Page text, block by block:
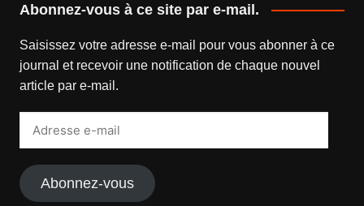
Abonnez-vous à ce site par e-mail.
Saisissez votre adresse e-mail pour vous abonner à ce
journal et recevoir une notification de chaque nouvel
article par e-mail.
Abonnez-vous